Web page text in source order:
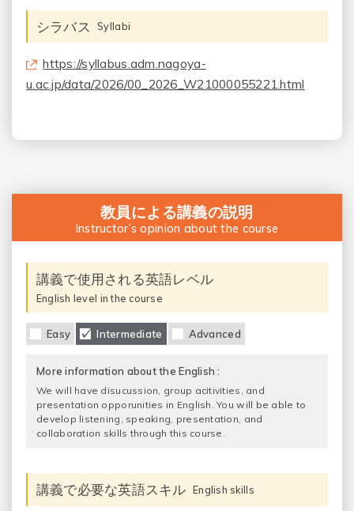
シラバス Syllabi
https://syllabus.adm.nagoya-
u.ac.jp/data/2026/00_2026_W21000055221.html
教員による講義の説明
Instructor’s opinion about the course
講義で使用される英語レベル
English level in the course
Easy Intermediate Advanced
More information about the English :
We will have disucussion, group acitivities, and
presentation opporunities in English. You will be able to
develop listening, speaking, presentation, and
collaboration skills through this course.
講義で必要な英語スキル English skills